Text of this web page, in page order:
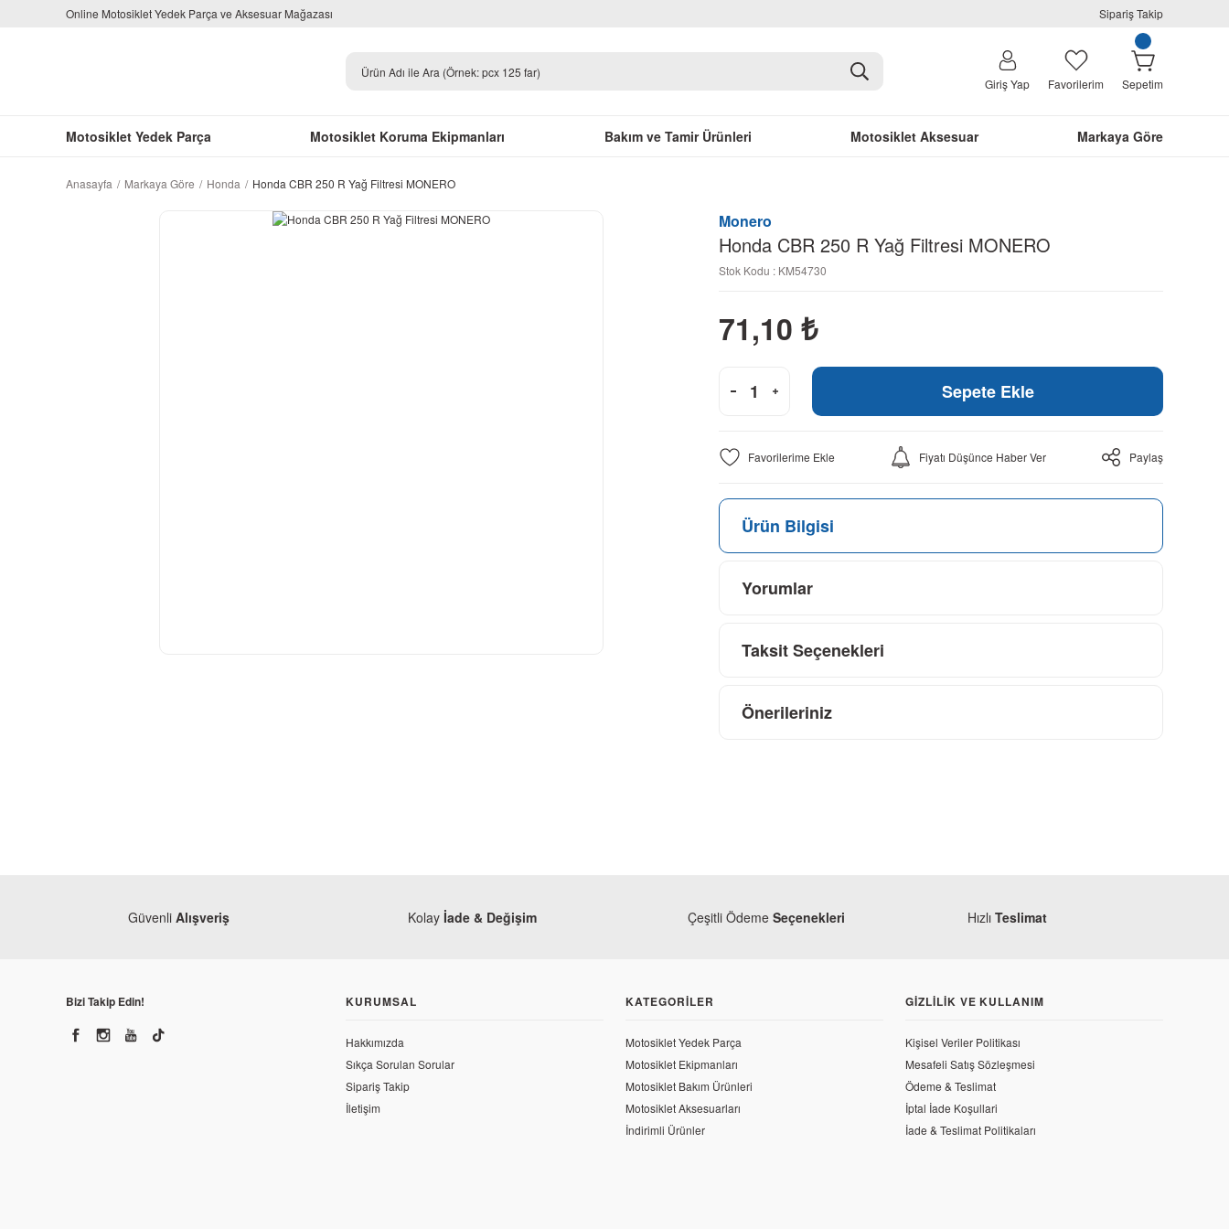
Online Motosiklet Yedek Parça ve Aksesuar Mağazası Sipariş Takip
Giriş Yap Favorilerim Sepetim
Motosiklet Yedek Parça Motosiklet Koruma Ekipmanları Bakım ve Tamir Ürünleri Motosiklet Aksesuar Markaya Göre
Anasayfa Markaya Göre Honda Honda CBR 250 R Yağ Filtresi MONERO
Monero
Honda CBR 250 R Yağ Filtresi MONERO
Stok Kodu : KM54730
71,10 ₺
Sepete Ekle
Fiyatı Düşünce Haber Ver Paylaş
Ürün Bilgisi
Yorumlar
Taksit Seçenekleri
Önerileriniz
Güvenli Alışveriş Kolay İade & Değişim Çeşitli Ödeme Seçenekleri Hızlı Teslimat
Bizi Takip Edin! KURUMSAL
Hakkımızda
Sıkça Sorulan Sorular
Sipariş Takip
İletişim
KATEGORILER
Motosiklet Yedek Parça
Motosiklet Ekipmanları
Motosiklet Bakım Ürünleri
Motosiklet Aksesuarları
İndirimli Ürünler
GIZLILIK VE KULLANIM
Kişisel Veriler Politikası
Mesafeli Satış Sözleşmesi
Ödeme & Teslimat
İptal İade Koşullari
İade & Teslimat Politikaları